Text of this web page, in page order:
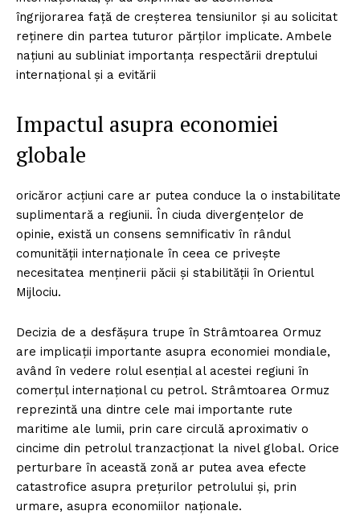
îngrijorarea față de creșterea tensiunilor și au solicitat
reținere din partea tuturor părților implicate. Ambele
națiuni au subliniat importanța respectării dreptului
internațional și a evitării
Impactul asupra economiei
globale
oricăror acțiuni care ar putea conduce la o instabilitate
suplimentară a regiunii. În ciuda divergențelor de
opinie, există un consens semnificativ în rândul
comunității internaționale în ceea ce privește
necesitatea menținerii păcii și stabilității în Orientul
Mijlociu.
Decizia de a desfășura trupe în Strâmtoarea Ormuz
are implicații importante asupra economiei mondiale,
având în vedere rolul esențial al acestei regiuni în
comerțul internațional cu petrol. Strâmtoarea Ormuz
reprezintă una dintre cele mai importante rute
maritime ale lumii, prin care circulă aproximativ o
cincime din petrolul tranzacționat la nivel global. Orice
perturbare în această zonă ar putea avea efecte
catastrofice asupra prețurilor petrolului și, prin
urmare, asupra economiilor naționale.